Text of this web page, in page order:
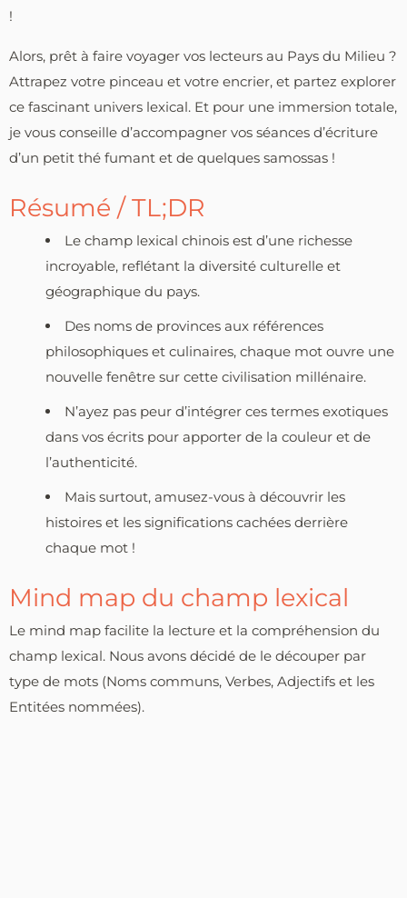
!
Alors, prêt à faire voyager vos lecteurs au Pays du Milieu ?
Attrapez votre pinceau et votre encrier, et partez explorer
ce fascinant univers lexical. Et pour une immersion totale,
je vous conseille d’accompagner vos séances d’écriture
d’un petit thé fumant et de quelques samossas !
Résumé / TL;DR
Le champ lexical chinois est d’une richesse
incroyable, reflétant la diversité culturelle et
géographique du pays.
Des noms de provinces aux références
philosophiques et culinaires, chaque mot ouvre une
nouvelle fenêtre sur cette civilisation millénaire.
N’ayez pas peur d’intégrer ces termes exotiques
dans vos écrits pour apporter de la couleur et de
l’authenticité.
Mais surtout, amusez-vous à découvrir les
histoires et les significations cachées derrière
chaque mot !
Mind map du champ lexical
Le mind map facilite la lecture et la compréhension du
champ lexical. Nous avons décidé de le découper par
type de mots (Noms communs, Verbes, Adjectifs et les
Entitées nommées).